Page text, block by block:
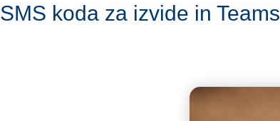
SMS koda za izvide in